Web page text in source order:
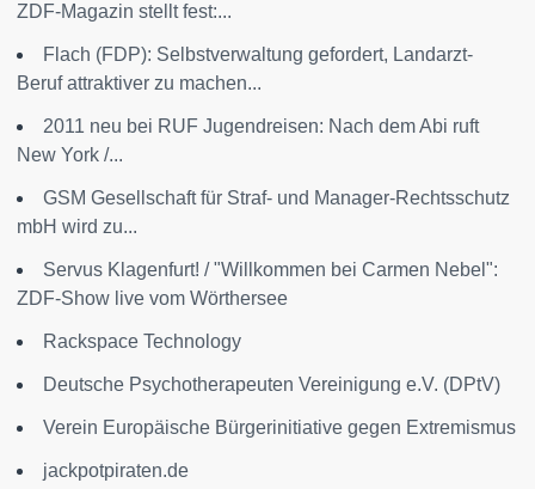
ZDF-Magazin stellt fest:...
Flach (FDP): Selbstverwaltung gefordert, Landarzt-
Beruf attraktiver zu machen...
2011 neu bei RUF Jugendreisen: Nach dem Abi ruft
New York /...
GSM Gesellschaft für Straf- und Manager-Rechtsschutz
mbH wird zu...
Servus Klagenfurt! / "Willkommen bei Carmen Nebel":
ZDF-Show live vom Wörthersee
Rackspace Technology
Deutsche Psychotherapeuten Vereinigung e.V. (DPtV)
Verein Europäische Bürgerinitiative gegen Extremismus
jackpotpiraten.de